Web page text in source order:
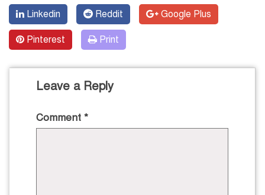
Linkedin Reddit Google Plus
Pinterest Print
Leave a Reply
Comment *